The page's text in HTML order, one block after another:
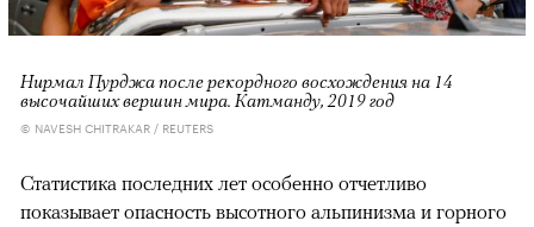
Нирмал Пурджа после рекордного восхождения на 14
высочайших вершин мира. Катманду, 2019 год
© NAVESH CHITRAKAR / REUTERS
Статистика последних лет особенно отчетливо
показывает опасность высотного альпинизма и горного